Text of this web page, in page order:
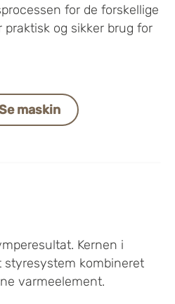
for de forskellige
og sikker brug for
maskin
Kernen i
styresystem kombineret
varmeelement.